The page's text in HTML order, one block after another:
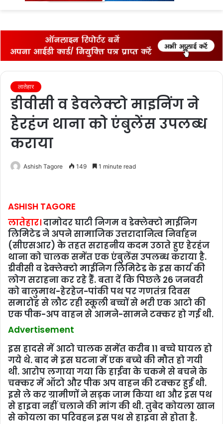
लातेहार
डीवीसी व डेवलेक्‍टो माइनिंग ने
हेरहंज थाना को एंबुलेंस उपलब्‍ध
कराया
Ashish Tagore 149 1 minute read
ASHISH TAGORE
लातेहार।दामोदर घाटी निगम व डेक्लेक्टो माईनिग
लिमिटेड ने अपने सामाजिक उत्तरादानित्व निर्वाहन
(सीएसआर) के तहत सराहनीय कदम उठाते हुए हेरहंज
थाना को चालक समेंत एक एंबुलेंस उपलब्‍ध कराया है.
डीवीसी व डेक्लेक्टो माईनिग लिमिटेड के इस कार्य की
लोग सराहना कर रहे हैंं. बता दें कि पिछले 26 जनवरी
को बालुमाथ-हेरहेज-पांकी पथ पर गणतंत्र दिवस
समारोह से लौट रही स्कूली बच्चों से भरी एक आटो की
एक पीक-अप वाहन से आमने-सामने टक्कर हो गई थी.
Advertisement
इस हादसे में आटो चालक समेंत करीब 11 बच्चे घायल हो
गये थे. बाद मे इस घटना में एक बच्‍चे की मौत हो गयी
थी. आरोप लगाया गया कि हाईवा के चकमे से बचने के
चक्‍कर में ऑटो और पीक अप वाहन की टक्‍कर हुई थी.
इसे ले कर ग्रामीणों ने सड़क जाम किया था और इस पथ
से हाइवा नहीं चलाने की मांग की थी. तुबेद कोयला खान
से कोयला का परिवहन इस पथ से हाइवा से होता है.